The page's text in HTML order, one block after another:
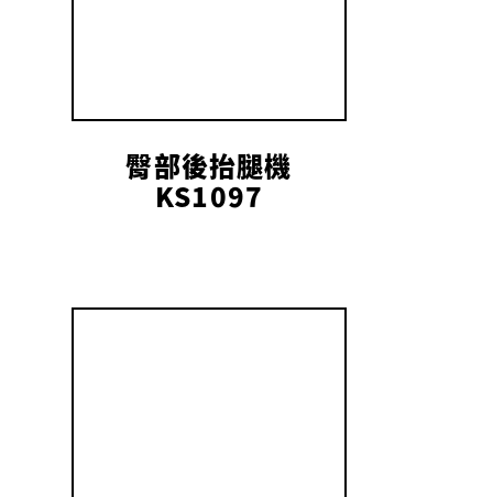
臀部後抬腿機
KS1097